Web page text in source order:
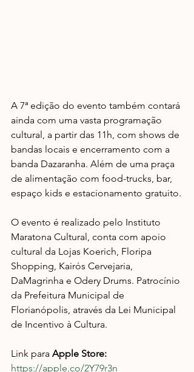
A 7ª edição do evento também contará
ainda com uma vasta programação
cultural, a partir das 11h, com shows de
bandas locais e encerramento com a
banda Dazaranha. Além de uma praça
de alimentação com food-trucks, bar,
espaço kids e estacionamento gratuito.
O evento é realizado pelo Instituto
Maratona Cultural, conta com apoio
cultural da Lojas Koerich, Floripa
Shopping, Kairós Cervejaria,
DaMagrinha e Odery Drums. Patrocínio
da Prefeitura Municipal de
Florianópolis, através da Lei Municipal
de Incentivo à Cultura.
Link para Apple Store:
https://apple.co/2Y79r3n